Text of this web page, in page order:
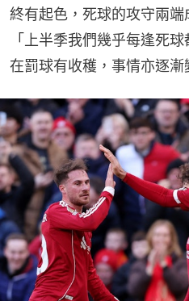
終有起色，死球的攻守兩端
「上半季我們幾乎每逢死
在罰球有收穫，事情亦逐漸